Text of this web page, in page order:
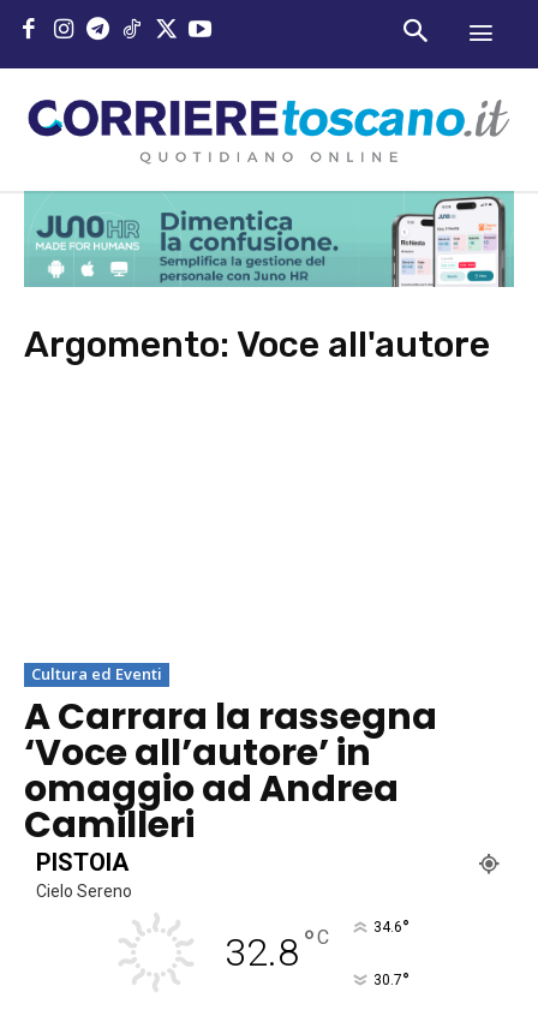
Argomento: Voce all'autore
Cultura ed Eventi
A Carrara la rassegna
‘Voce all’autore’ in
omaggio ad Andrea
Camilleri
PISTOIA
Cielo Sereno
32.8°C 34.6°
30.7°